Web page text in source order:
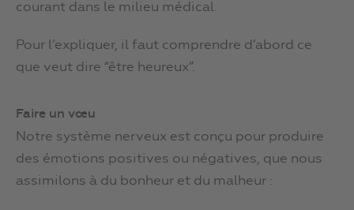
courant dans le milieu médical.
Pour l’expliquer, il faut comprendre d’abord ce
que veut dire “être heureux”.
Faire un vœu
Notre système nerveux est conçu pour produire
des émotions positives ou négatives, que nous
assimilons à du bonheur et du malheur :